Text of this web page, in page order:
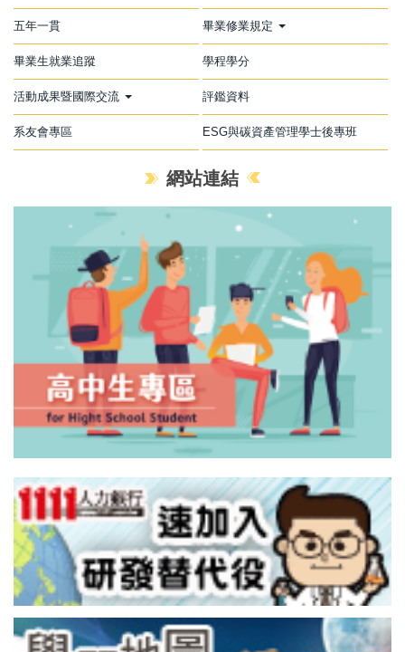
五年一貫 畢業修業規定
畢業生就業追蹤 學程學分
活動成果暨國際交流 評鑑資料
系友會專區 ESG與碳資產管理學士後專班
網站連結